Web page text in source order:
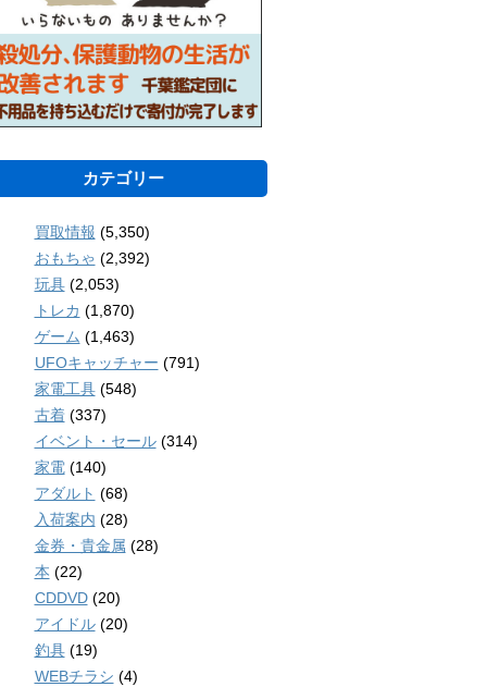
カテゴリー
買取情報 (5,350)
おもちゃ (2,392)
玩具(2,053)
トレカ (1,870)
ゲーム (1,463)
UFOキャッチャー (791)
家電工具(548)
古着(337)
イベント・セール(314)
家電(140)
アダルト (68)
入荷案内 (28)
金券・貴金属 (28)
本 (22)
CDDVD(20)
アイドル(20)
釣具(19)
WEBチラシ (4)